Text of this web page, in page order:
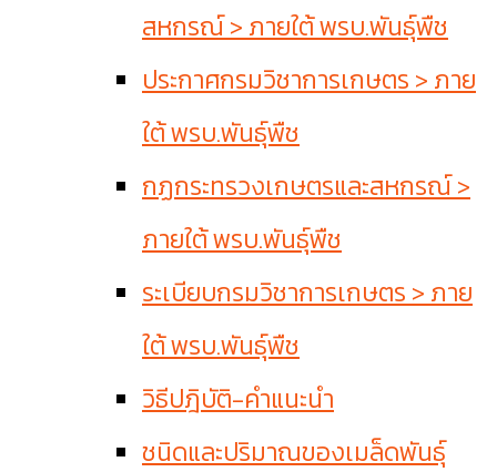
สหกรณ์ > ภายใต้ พรบ.พันธุ์พืช
ประกาศกรมวิชาการเกษตร > ภาย
ใต้ พรบ.พันธุ์พืช
กฏกระทรวงเกษตรและสหกรณ์ >
ภายใต้ พรบ.พันธุ์พืช
ระเบียบกรมวิชาการเกษตร > ภาย
ใต้ พรบ.พันธุ์พืช
วิธีปฎิบัติ-คำแนะนำ
ชนิดและปริมาณของเมล็ดพันธุ์